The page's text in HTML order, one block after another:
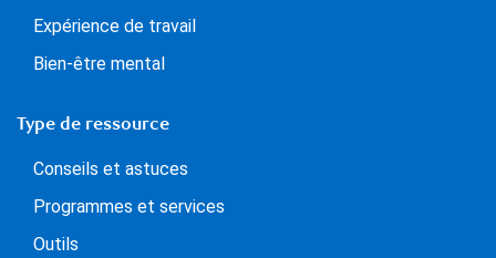
Expérience de travail
Bien-être mental
Type de ressource
Conseils et astuces
Programmes et services
Outils